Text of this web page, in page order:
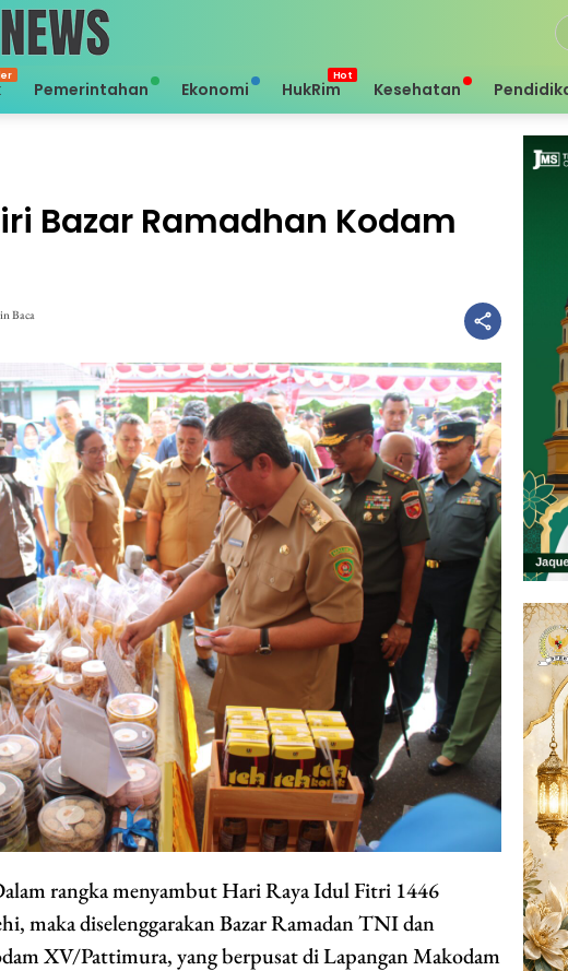
Pemerintahan Ekonomi HukRim Kesehatan
Bazar Ramadhan Kodam
Baca
rangka menyambut Hari Raya Idul Fitri 1446
maka diselenggarakan Bazar Ramadan TNI dan
XV/Pattimura, yang berpusat di Lapangan Makodam